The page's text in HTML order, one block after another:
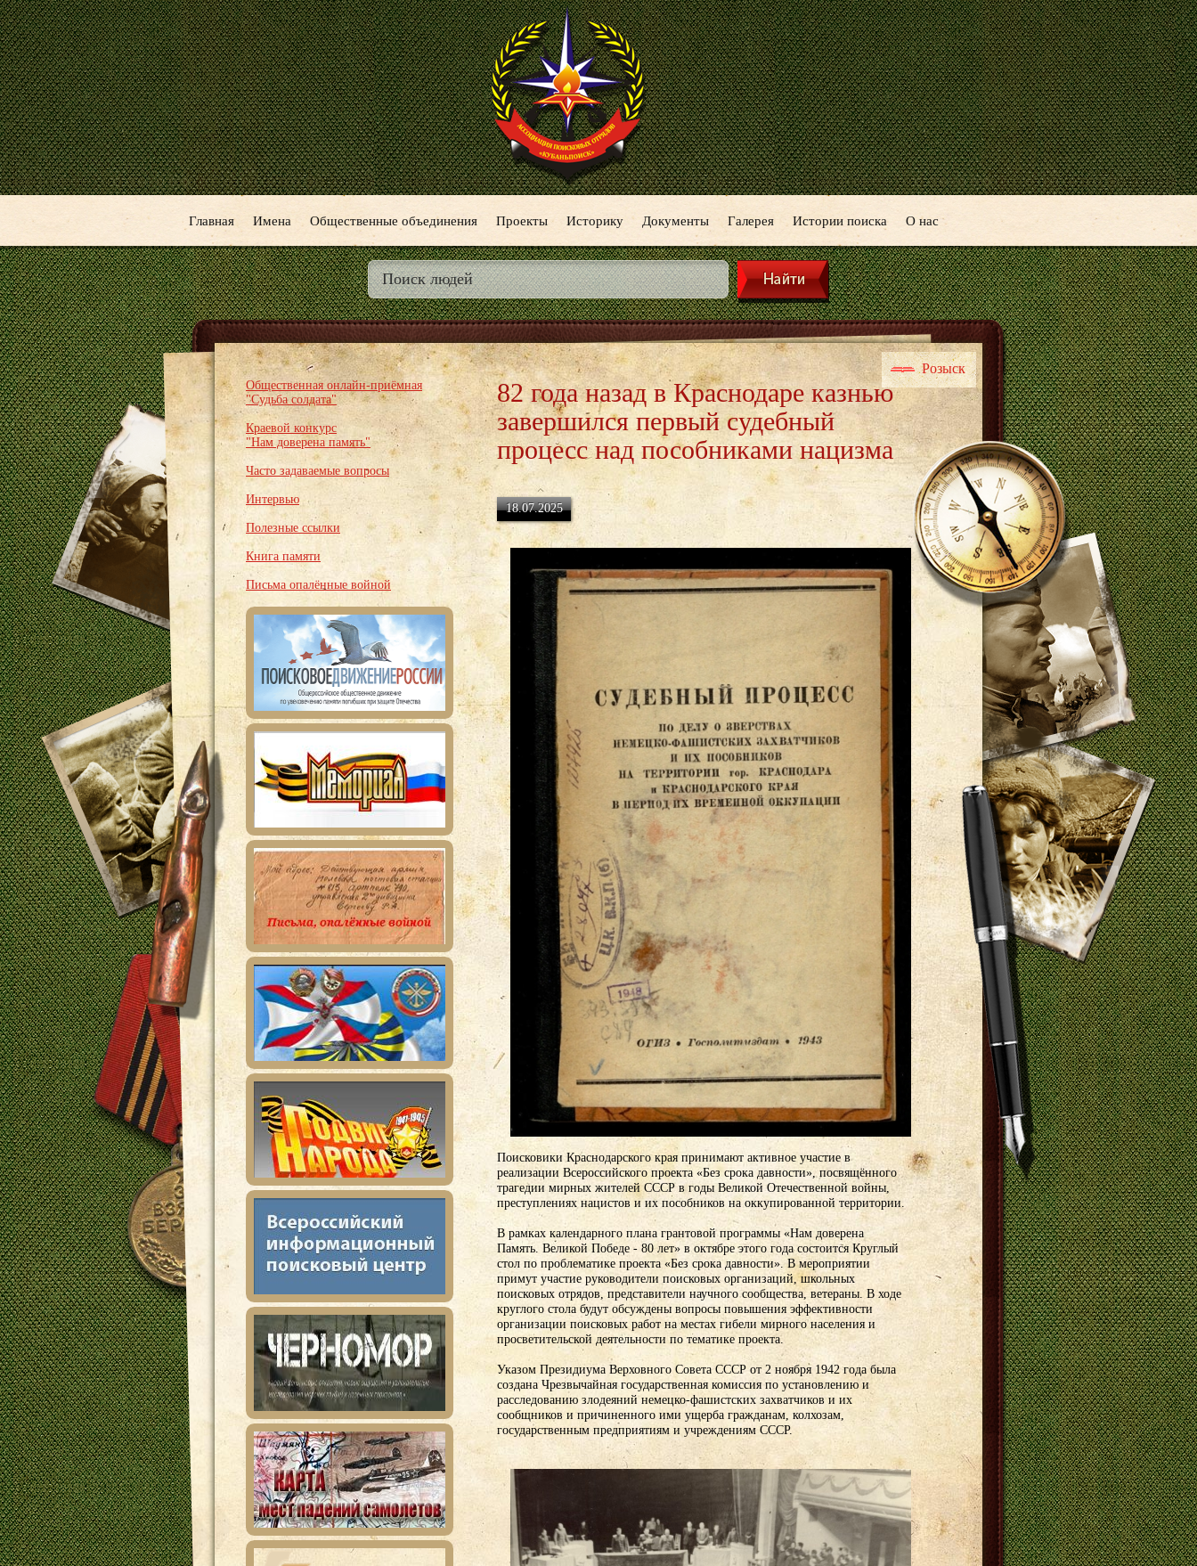
Главная Имена Общественные объединения Проекты Историку Документы Галерея Истории поиска О нас
Общественная онлайн-приёмная
"Судьба солдата"
Краевой конкурс
"Нам доверена память"
Часто задаваемые вопросы
Интервью
Полезные ссылки
Книга памяти
Письма опалённые войной
Розыск
82 года назад в Краснодаре казнью
завершился первый судебный
процесс над пособниками нацизма
18.07.2025
Поисковики Краснодарского края принимают активное участие в
реализации Всероссийского проекта «Без срока давности», посвящённого
трагедии мирных жителей СССР в годы Великой Отечественной войны,
преступлениях нацистов и их пособников на оккупированной территории.
В рамках календарного плана грантовой программы «Нам доверена
Память. Великой Победе - 80 лет» в октябре этого года состоится Круглый
стол по проблематике проекта «Без срока давности». В мероприятии
примут участие руководители поисковых организаций, школьных
поисковых отрядов, представители научного сообщества, ветераны. В ходе
круглого стола будут обсуждены вопросы повышения эффективности
организации поисковых работ на местах гибели мирного населения и
просветительской деятельности по тематике проекта.
Указом Президиума Верховного Совета СССР от 2 ноября 1942 года была
создана Чрезвычайная государственная комиссия по установлению и
расследованию злодеяний немецко-фашистских захватчиков и их
сообщников и причиненного ими ущерба гражданам, колхозам,
государственным предприятиям и учреждениям СССР.